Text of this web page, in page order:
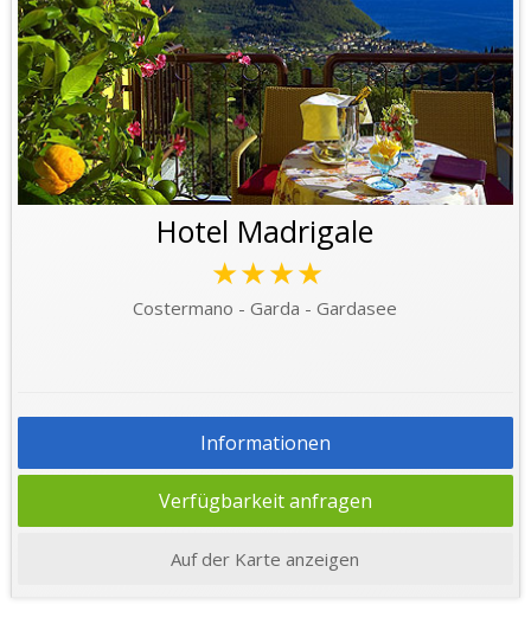
Hotel Madrigale
★★★★
Costermano - Garda - Gardasee
Informationen
Verfügbarkeit anfragen
Auf der Karte anzeigen